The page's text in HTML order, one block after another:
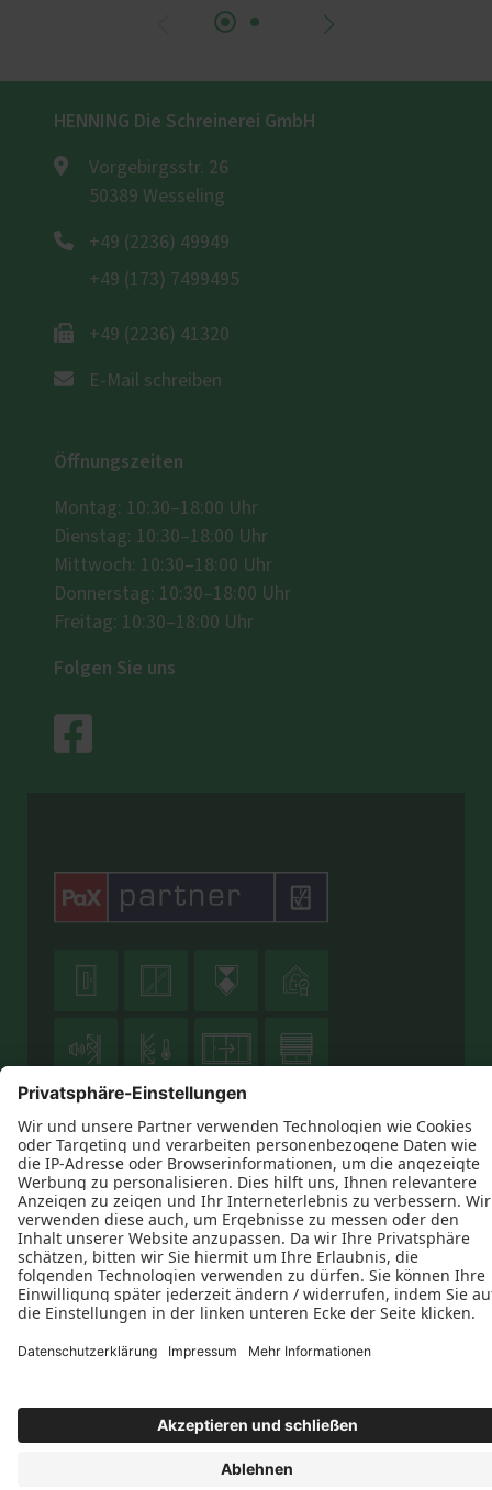
HENNING Die Schreinerei GmbH
Vorgebirgsstr. 26
50389 Wesseling
+49 (2236) 49949
+49 (173) 7499495
+49 (2236) 41320
E-Mail schreiben
Öffnungszeiten
Montag: 10:30–18:00 Uhr
Dienstag: 10:30–18:00 Uhr
Mittwoch: 10:30–18:00 Uhr
Donnerstag: 10:30–18:00 Uhr
Freitag: 10:30–18:00 Uhr
Folgen Sie uns
   
   
  
Datenschutz Impressum Kontakt
AGB
HENNING Die Schreinerei GmbH © 2026